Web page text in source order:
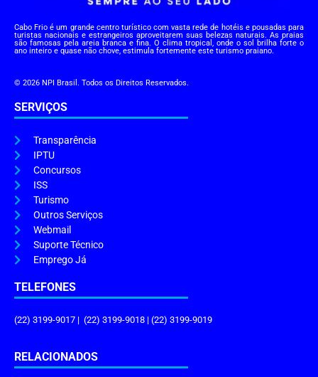
Cabo Frio é um grande centro turístico com vasta rede de hotéis e pousadas para
turistas nacionais e estrangeiros aproveitarem suas belezas naturais. As praias
são famosas pela areia branca e fina. O clima tropical, onde o sol brilha forte o
ano inteiro e quase não chove, estimula fortemente este turismo praiano.
© 2026 NPI Brasil. Todos os Direitos Reservados.
SERVIÇOS
Transparência
IPTU
Concursos
ISS
Turismo
Outros Serviços
Webmail
Suporte Técnico
Emprego Já
TELEFONES
(22) 3199-9017 | (22) 3199-9018 | (22) 3199-9019
RELACIONADOS